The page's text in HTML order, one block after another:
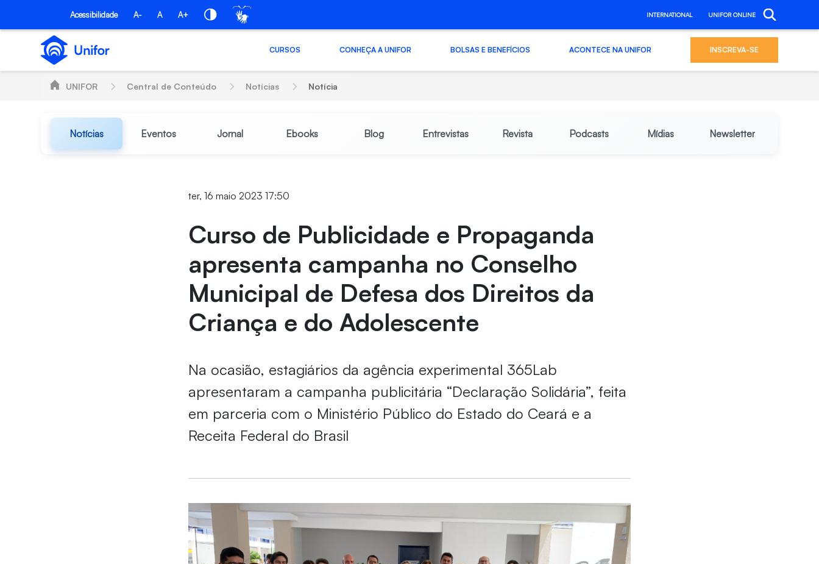
Pular para o Conteúdo principal
Acessibilidade A- A A+ INTERNATIONAL UNIFOR ONLINE
CURSOS CONHEÇA A UNIFOR BOLSAS E BENEFÍCIOS ACONTECE NA UNIFOR INSCREVA-SE
UNIFOR Central de Conteúdo Notícias Notícia
Notícias Eventos Jornal Ebooks Blog Entrevistas Revista Podcasts Mídias Newsletter
ter, 16 maio 2023 17:50
Curso de Publicidade e Propaganda
apresenta campanha no Conselho
Municipal de Defesa dos Direitos da
Criança e do Adolescente
Na ocasião, estagiários da agência experimental 365Lab
apresentaram a campanha publicitária “Declaração Solidária”, feita
em parceria com o Ministério Público do Estado do Ceará e a
Receita Federal do Brasil